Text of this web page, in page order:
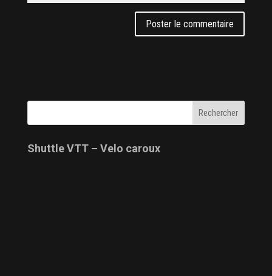
Shuttle VTT – Velo caroux